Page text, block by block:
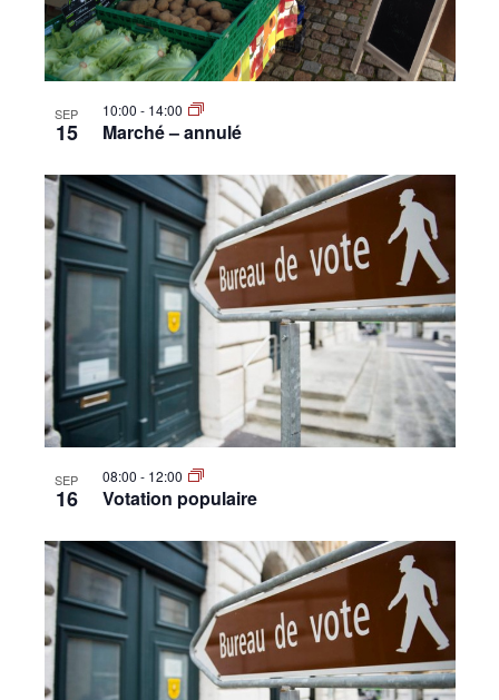
SEP
15
10:00 - 14:00
Marché – annulé
SEP
16
08:00 - 12:00
Votation populaire